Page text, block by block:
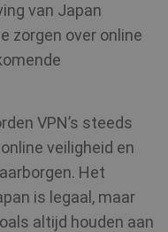
van Japan
zorgen over online
VPN’s steeds
veiligheid en
Het
is legaal, maar
altijd houden aan